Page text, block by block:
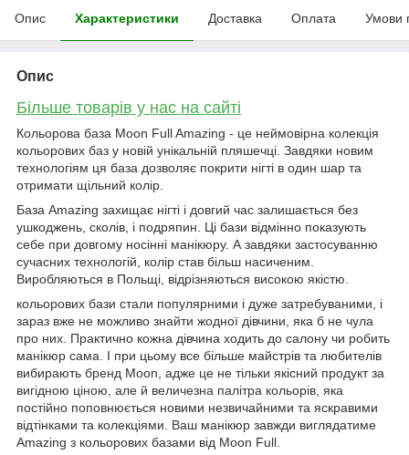
Опис Характеристики Доставка Оплата Умови
Опис
Більше товарів у нас на сайті
Кольорова база Moon Full Amazing - це неймовірна колекція
кольорових баз у новій унікальній пляшечці. Завдяки новим
технологіям ця база дозволяє покрити нігті в один шар та
отримати щільний колір.
База Amazing захищає нігті і довгий час залишається без
ушкоджень, сколів, і подряпин. Ці бази відмінно показують
себе при довгому носінні манікюру. А завдяки застосуванню
сучасних технологій, колір став більш насиченим.
Виробляються в Польщі, відрізняються високою якістю.
кольорових бази стали популярними і дуже затребуваними, і
зараз вже не можливо знайти жодної дівчини, яка б не чула
про них. Практично кожна дівчина ходить до салону чи робить
манікюр сама. І при цьому все більше майстрів та любителів
вибирають бренд Moon, адже це не тільки якісний продукт за
вигідною ціною, але й величезна палітра кольорів, яка
постійно поповнюється новими незвичайними та яскравими
відтінками та колекціями. Ваш манікюр завжди виглядатиме
Amazing з кольорових базами від Moon Full.